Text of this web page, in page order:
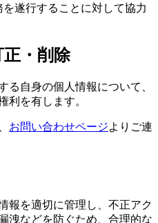
遂行することに対して協力
・削除
る自身の個人情報について、
利を有します。
お問い合わせページよりご連
報を適切に管理し、不正アク
洩などを防ぐため、合理的な